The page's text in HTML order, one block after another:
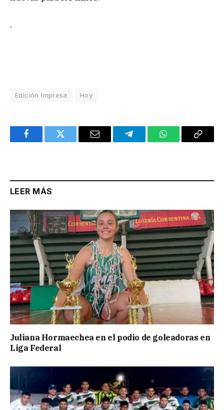
.
Edición Impresa Hoy
FacebookTwitter Email TelegramWhatsAppCopy
LEER MÁS
Juliana Hormaechea en el podio de goleadoras en
Liga Federal